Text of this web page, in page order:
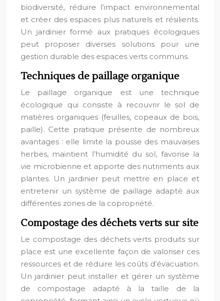
biodiversité, réduire l’impact environnemental
et créer des espaces plus naturels et résilients.
Un jardinier formé aux pratiques écologiques
peut proposer diverses solutions pour une
gestion durable des espaces verts communs.
Techniques de paillage organique
Le paillage organique est une technique
écologique qui consiste à recouvrir le sol de
matières organiques (feuilles, copeaux de bois,
paille). Cette pratique présente de nombreux
avantages : elle limite la pousse des mauvaises
herbes, maintient l’humidité du sol, favorise la
vie microbienne et apporte des nutriments aux
plantes. Un jardinier peut mettre en place et
entretenir un système de paillage adapté aux
différentes zones de la copropriété.
Compostage des déchets verts sur site
Le compostage des déchets verts produits sur
place est une excellente façon de valoriser ces
ressources et de réduire les coûts d’évacuation.
Un jardinier peut installer et gérer un système
de compostage adapté à la taille de la